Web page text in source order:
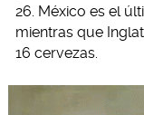
26. México es el
mientras que
16 cervezas.